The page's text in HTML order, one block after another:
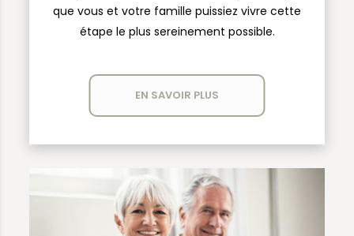
que vous et votre famille puissiez vivre cette
étape le plus sereinement possible.
EN SAVOIR PLUS